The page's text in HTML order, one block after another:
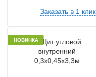
Заказать в 1 клик
НОВИНКА